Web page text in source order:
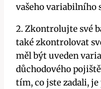
vašeho variabilního
2. Zkontrolujte své
také zkontrolovat
měl být uveden
důchodového
tím, co jste zadali, je